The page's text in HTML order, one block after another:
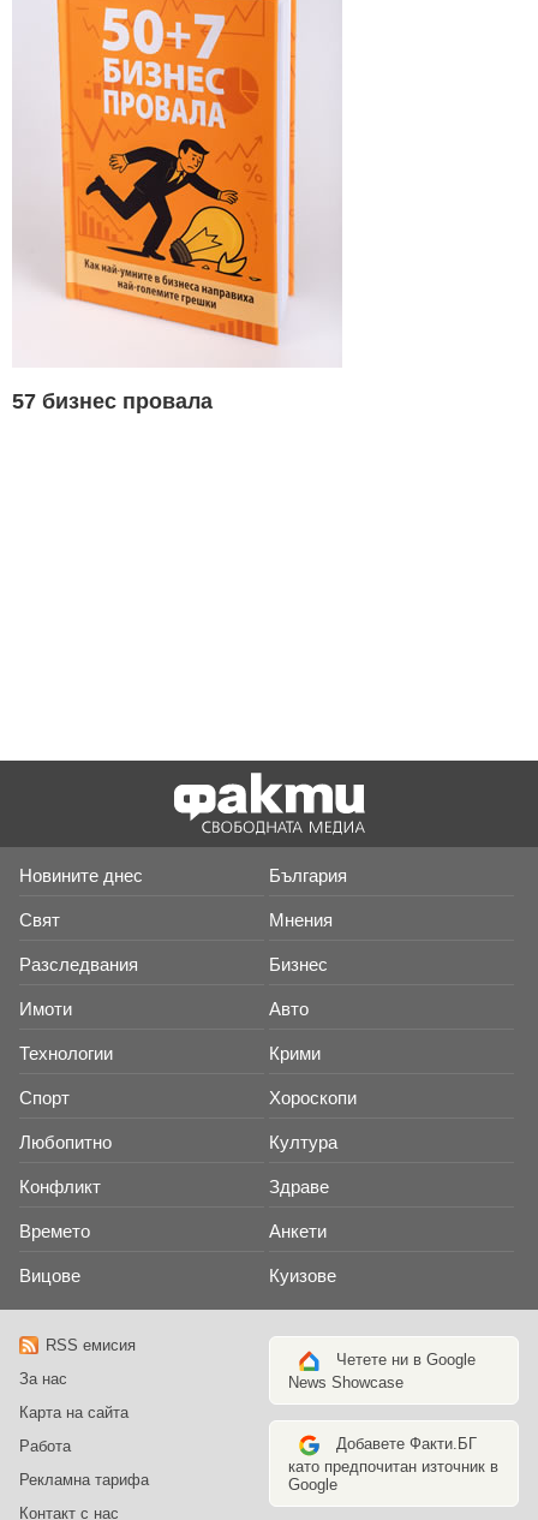
57 бизнес провала
Новините днес България
Свят Мнения
Разследвания Бизнес
Имоти Авто
Технологии Крими
Спорт Хороскопи
Любопитно Култура
Конфликт Здраве
Времето Анкети
Вицове Куизове
RSS емисия
За нас
Карта на сайта
Работа
Рекламна тарифа
Контакт с нас
Четете ни в Google
News Showcase
Добавете Факти.БГ
като предпочитан източник в
Google